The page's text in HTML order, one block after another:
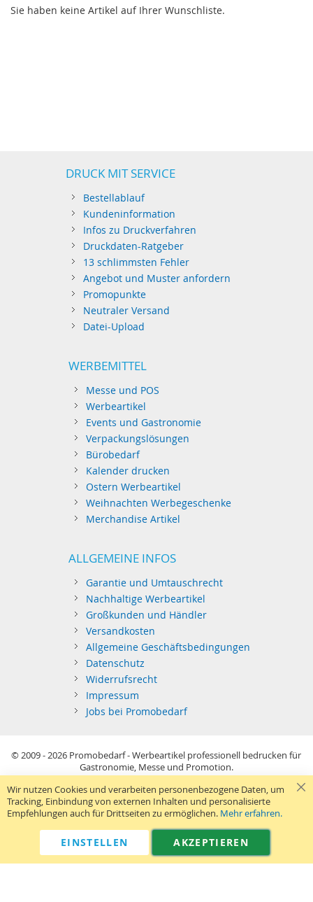
Sie haben keine Artikel auf Ihrer Wunschliste.
DRUCK MIT SERVICE
Bestellablauf
Kundeninformation
Infos zu Druckverfahren
Druckdaten-Ratgeber
13 schlimmsten Fehler
Angebot und Muster anfordern
Promopunkte
Neutraler Versand
Datei-Upload
WERBEMITTEL
Messe und POS
Werbeartikel
Events und Gastronomie
Verpackungslösungen
Bürobedarf
Kalender drucken
Ostern Werbeartikel
Weihnachten Werbegeschenke
Merchandise Artikel
ALLGEMEINE INFOS
Garantie und Umtauschrecht
Nachhaltige Werbeartikel
Großkunden und Händler
Versandkosten
Allgemeine Geschäftsbedingungen
Datenschutz
Widerrufsrecht
Impressum
Jobs bei Promobedarf
© 2009 - 2026 Promobedarf - Werbeartikel professionell bedrucken für
Gastronomie, Messe und Promotion.
Kein Privatverkauf: Alle Preise sind Richtpreise und versehen sich als
Aufforderung zur Abgabe eines Angebots.
Sie richten sich nur an gewerblichen Bedarf (§14 BGB) im Sinne der
Preisangabenverordnung und verstehen sich netto zzgl. MwSt. USB-
Sticks: Tagespreise ggf. zzgl. Druckkosten und GEMA.
Standard-Versand erfolgt kostenlos (Deutsches Festland)
040 38 63 12 40 Kontaktformular
Wir nutzen Cookies und verarbeiten personenbezogene Daten, um
Tracking, Einbindung von externen Inhalten und personalisierte
Empfehlungen auch für Drittseiten zu ermöglichen. Mehr erfahren.
AKZEPTIEREN
EINSTELLEN